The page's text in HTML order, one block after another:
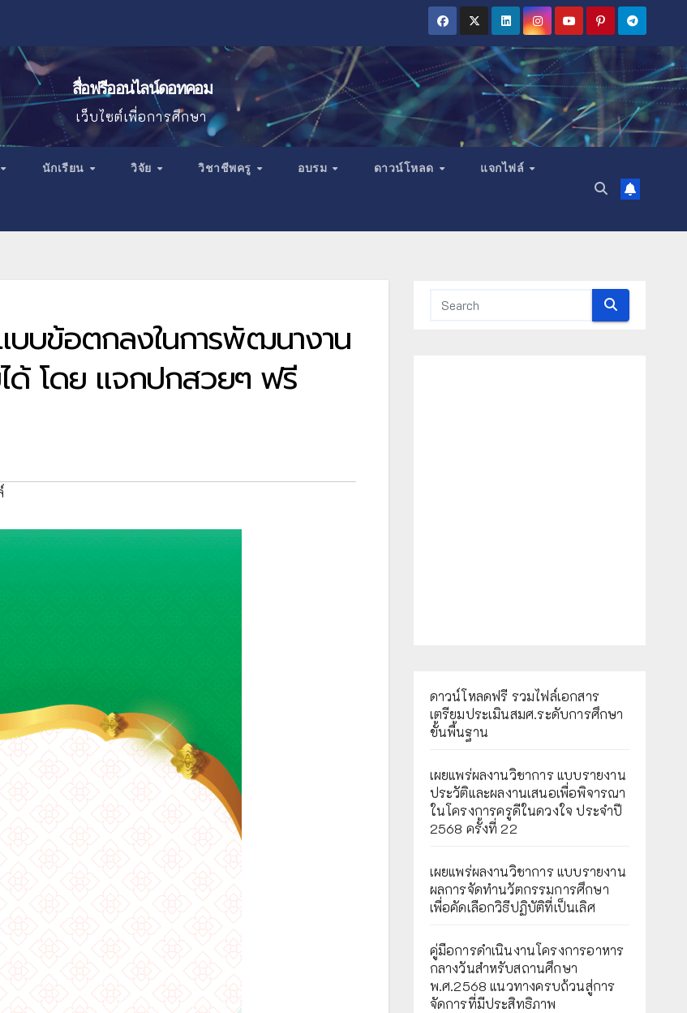
สื่อฟรีออนไลน์ดอทคอม
เว็บไซต์เพื่อการศึกษา
นักเรียน วิจัย วิชาชีพครู อบรม ดาวน์โหลด แจกไฟล์
บบข้อตกลงในการพัฒนางาน
ด้ โดย แจกปกสวยๆ ฟรี
ดาวน์โหลดฟรี รวมไฟล์เอกสาร
เตรียมประเมินสมศ.ระดับการศึกษา
ขั้นพื้นฐาน
เผยแพร่ผลงานวิชาการ แบบรายงาน
ประวัติและผลงานเสนอเพื่อพิจารณา
ในโครงการครูดีในดวงใจ ประจำปี
2568 ครั้งที่ 22
เผยแพร่ผลงานวิชาการ แบบรายงาน
ผลการจัดทำนวัตกรรมการศึกษา
เพื่อคัดเลือกวิธีปฏิบัติที่เป็นเลิศ
คู่มือการดำเนินงานโครงการอาหาร
กลางวันสำหรับสถานศึกษา
พ.ศ.2568 แนวทางครบถ้วนสู่การ
จัดการที่มีประสิทธิภาพ